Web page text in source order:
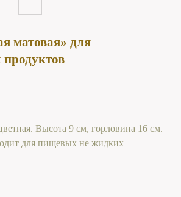
матовая» для
Высота 9 см, горловина 16 см.
для пищевых не жидких